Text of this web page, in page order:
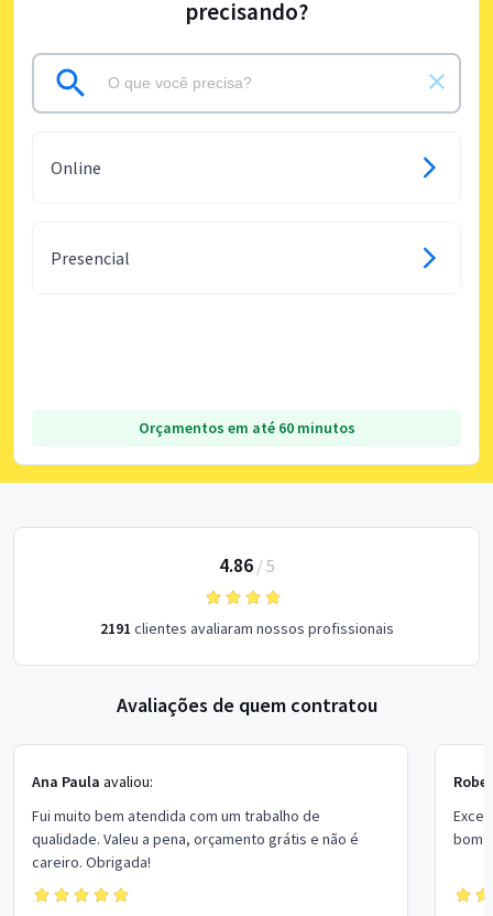
precisando?
Online
Presencial
Orçamentos em até 60 minutos
4.86/ 5
2191 clientes avaliaram nossos profissionais
Avaliações de quem contratou
Ana Paula avaliou:
Fui muito bem atendida com um trabalho de
qualidade. Valeu a pena, orçamento grátis e não é
careiro. Obrigada!
bom